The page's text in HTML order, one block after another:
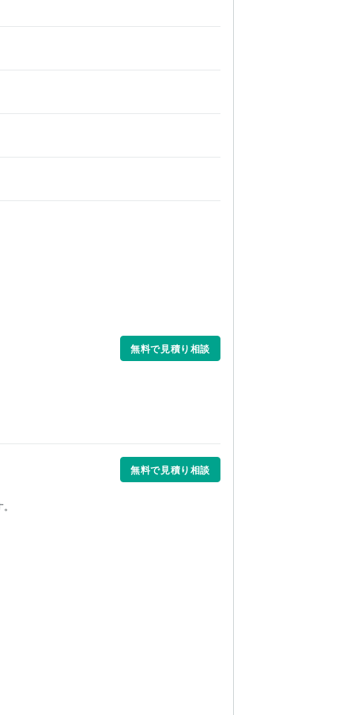
無料で見積り相談
無料で見積り相談